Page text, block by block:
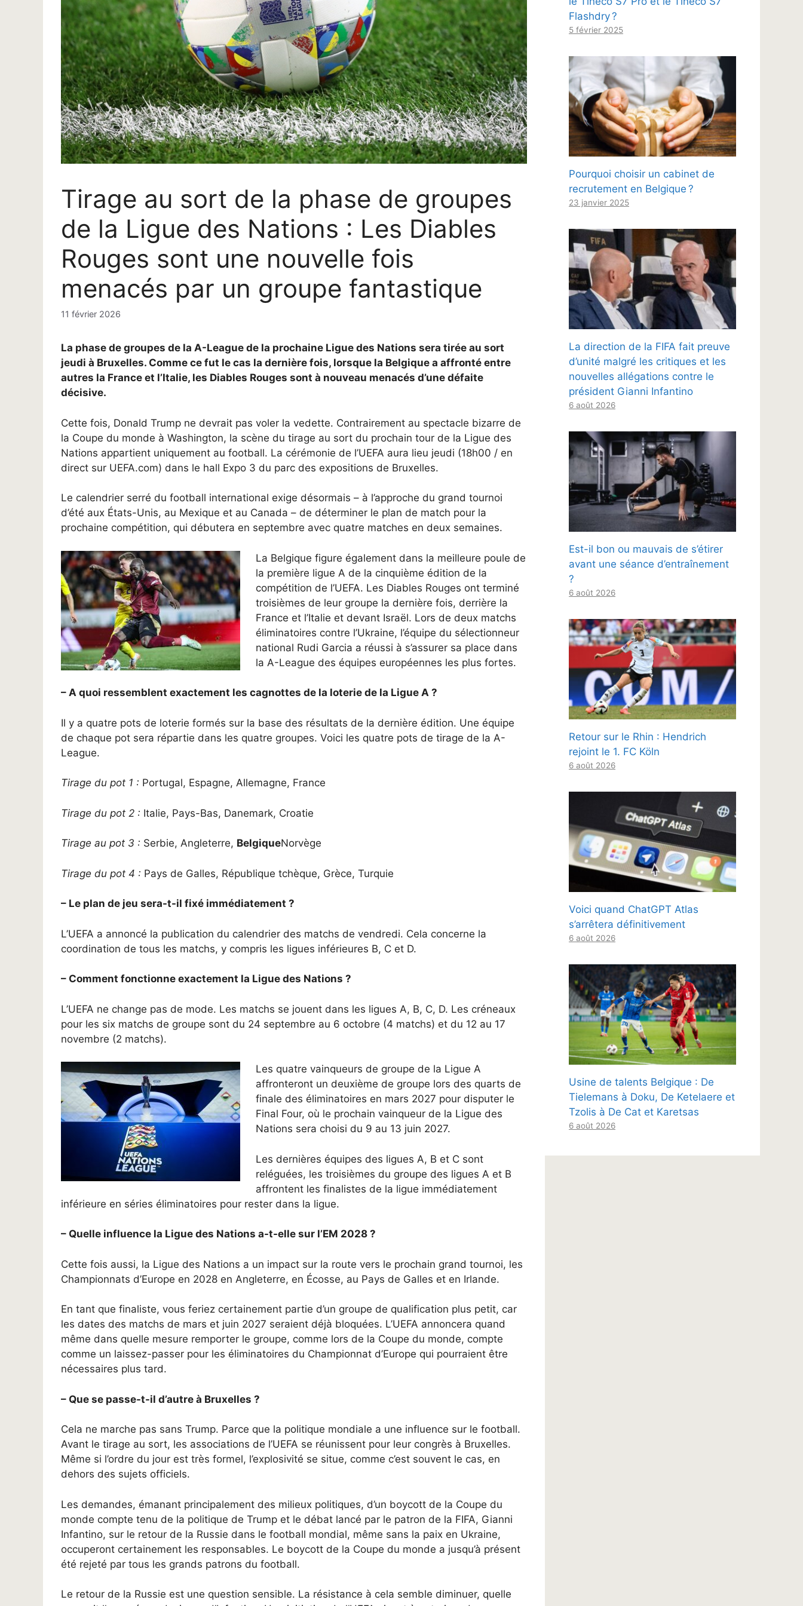
Tirage au sort de la phase de groupes
de la Ligue des Nations : Les Diables
Rouges sont une nouvelle fois
menacés par un groupe fantastique
11 février 2026
La phase de groupes de la A-League de la prochaine Ligue des Nations sera tirée au sort
jeudi à Bruxelles. Comme ce fut le cas la dernière fois, lorsque la Belgique a affronté entre
autres la France et l’Italie, les Diables Rouges sont à nouveau menacés d’une défaite
décisive.
Cette fois, Donald Trump ne devrait pas voler la vedette. Contrairement au spectacle bizarre de
la Coupe du monde à Washington, la scène du tirage au sort du prochain tour de la Ligue des
Nations appartient uniquement au football. La cérémonie de l’UEFA aura lieu jeudi (18h00 / en
direct sur UEFA.com) dans le hall Expo 3 du parc des expositions de Bruxelles.
Le calendrier serré du football international exige désormais – à l’approche du grand tournoi
d’été aux États-Unis, au Mexique et au Canada – de déterminer le plan de match pour la
prochaine compétition, qui débutera en septembre avec quatre matches en deux semaines.
La Belgique figure également dans la meilleure poule de
la première ligue A de la cinquième édition de la
compétition de l’UEFA. Les Diables Rouges ont terminé
troisièmes de leur groupe la dernière fois, derrière la
France et l’Italie et devant Israël. Lors de deux matchs
éliminatoires contre l’Ukraine, l’équipe du sélectionneur
national Rudi Garcia a réussi à s’assurer sa place dans
la A-League des équipes européennes les plus fortes.
– A quoi ressemblent exactement les cagnottes de la loterie de la Ligue A ?
Il y a quatre pots de loterie formés sur la base des résultats de la dernière édition. Une équipe
de chaque pot sera répartie dans les quatre groupes. Voici les quatre pots de tirage de la A-
League.
Tirage du pot 1 : Portugal, Espagne, Allemagne, France
Tirage du pot 2 : Italie, Pays-Bas, Danemark, Croatie
Tirage au pot 3 : Serbie, Angleterre, BelgiqueNorvège
Tirage du pot 4 : Pays de Galles, République tchèque, Grèce, Turquie
– Le plan de jeu sera-t-il fixé immédiatement ?
L’UEFA a annoncé la publication du calendrier des matchs de vendredi. Cela concerne la
coordination de tous les matchs, y compris les ligues inférieures B, C et D.
– Comment fonctionne exactement la Ligue des Nations ?
L’UEFA ne change pas de mode. Les matchs se jouent dans les ligues A, B, C, D. Les créneaux
pour les six matchs de groupe sont du 24 septembre au 6 octobre (4 matchs) et du 12 au 17
novembre (2 matchs).
Les quatre vainqueurs de groupe de la Ligue A
affronteront un deuxième de groupe lors des quarts de
finale des éliminatoires en mars 2027 pour disputer le
Final Four, où le prochain vainqueur de la Ligue des
Nations sera choisi du 9 au 13 juin 2027.
Les dernières équipes des ligues A, B et C sont
reléguées, les troisièmes du groupe des ligues A et B
affrontent les finalistes de la ligue immédiatement
inférieure en séries éliminatoires pour rester dans la ligue.
– Quelle influence la Ligue des Nations a-t-elle sur l’EM 2028 ?
Cette fois aussi, la Ligue des Nations a un impact sur la route vers le prochain grand tournoi, les
Championnats d’Europe en 2028 en Angleterre, en Écosse, au Pays de Galles et en Irlande.
En tant que finaliste, vous feriez certainement partie d’un groupe de qualification plus petit, car
les dates des matchs de mars et juin 2027 seraient déjà bloquées. L’UEFA annoncera quand
même dans quelle mesure remporter le groupe, comme lors de la Coupe du monde, compte
comme un laissez-passer pour les éliminatoires du Championnat d’Europe qui pourraient être
nécessaires plus tard.
– Que se passe-t-il d’autre à Bruxelles ?
Cela ne marche pas sans Trump. Parce que la politique mondiale a une influence sur le football.
Avant le tirage au sort, les associations de l’UEFA se réunissent pour leur congrès à Bruxelles.
Même si l’ordre du jour est très formel, l’explosivité se situe, comme c’est souvent le cas, en
dehors des sujets officiels.
Les demandes, émanant principalement des milieux politiques, d’un boycott de la Coupe du
monde compte tenu de la politique de Trump et le débat lancé par le patron de la FIFA, Gianni
Infantino, sur le retour de la Russie dans le football mondial, même sans la paix en Ukraine,
occuperont certainement les responsables. Le boycott de la Coupe du monde a jusqu’à présent
été rejeté par tous les grands patrons du football.
Le retour de la Russie est une question sensible. La résistance à cela semble diminuer, quelle
Flashdry ?
5 février 2025
Pourquoi choisir un cabinet de
recrutement en Belgique ?
23 janvier 2025
La direction de la FIFA fait preuve
d’unité malgré les critiques et les
nouvelles allégations contre le
président Gianni Infantino
6 août 2026
Est-il bon ou mauvais de s’étirer
avant une séance d’entraînement
?
6 août 2026
Retour sur le Rhin : Hendrich
rejoint le 1. FC Köln
6 août 2026
Voici quand ChatGPT Atlas
s’arrêtera définitivement
6 août 2026
Usine de talents Belgique : De
Tielemans à Doku, De Ketelaere et
Tzolis à De Cat et Karetsas
6 août 2026